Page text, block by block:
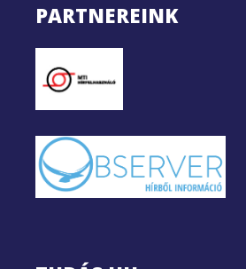
PARTNEREINK